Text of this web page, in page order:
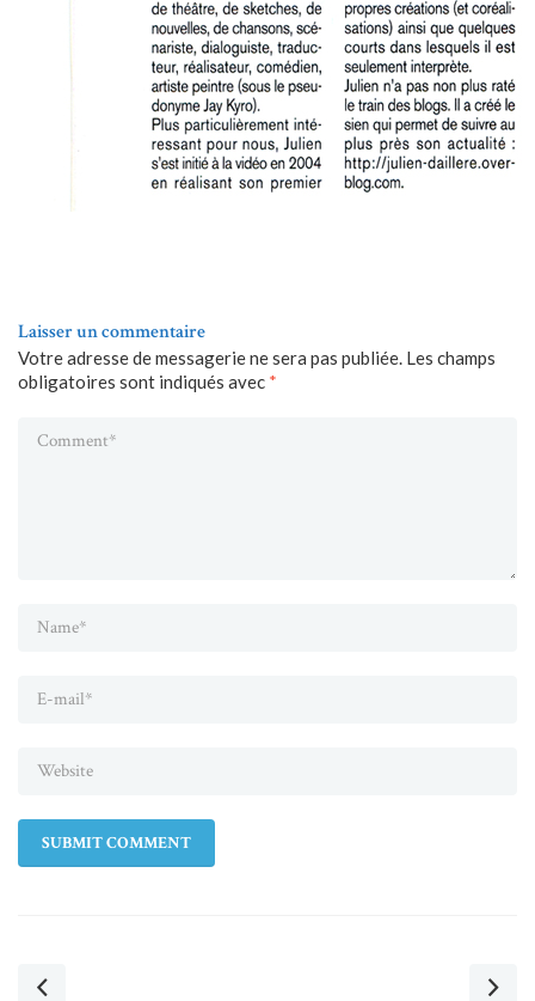
Laisser un commentaire
Votre adresse de messagerie ne sera pas publiée. Les champs
obligatoires sont indiqués avec *
SUBMIT COMMENT